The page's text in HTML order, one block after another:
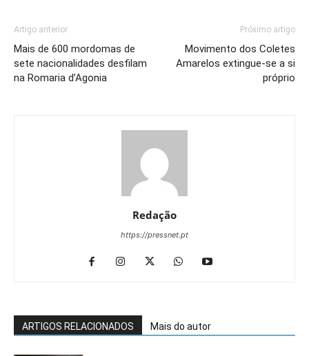
Artigo anterior
Mais de 600 mordomas de
sete nacionalidades desfilam
na Romaria d’Agonia
Próximo artigo
Movimento dos Coletes
Amarelos extingue-se a si
próprio
Redação
https://pressnet.pt
ARTIGOS RELACIONADOS Mais do autor